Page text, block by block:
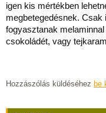
igen kis mértékben
megbetegedésnek. Csak
fogyasztanak
csokoládét, vagy
Hozzászólás küldéséhez be